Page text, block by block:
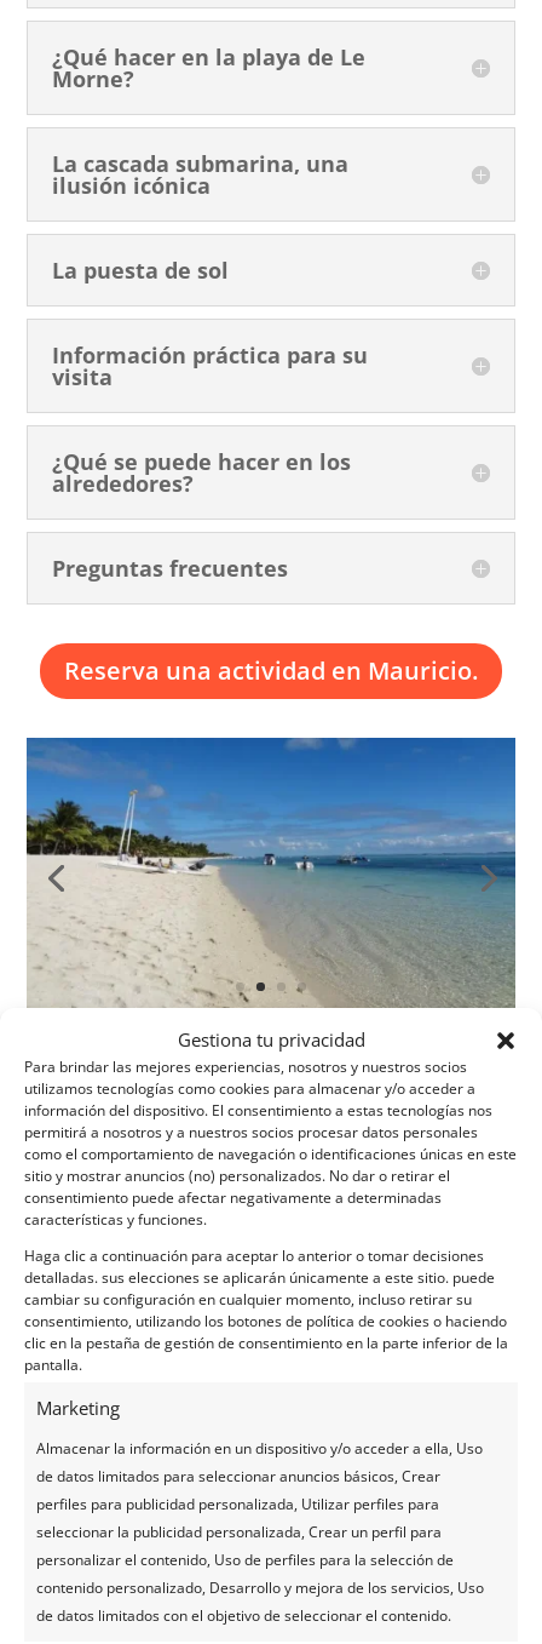
Gestiona tu privacidad
Para brindar las mejores experiencias, nosotros y nuestros socios
utilizamos tecnologías como cookies para almacenar y/o acceder a
información del dispositivo. El consentimiento a estas tecnologías nos
permitirá a nosotros y a nuestros socios procesar datos personales
como el comportamiento de navegación o identificaciones únicas en este
sitio y mostrar anuncios (no) personalizados. No dar o retirar el
consentimiento puede afectar negativamente a determinadas
características y funciones.
Haga clic a continuación para aceptar lo anterior o tomar decisiones
detalladas. sus elecciones se aplicarán únicamente a este sitio. puede
cambiar su configuración en cualquier momento, incluso retirar su
consentimiento, utilizando los botones de política de cookies o haciendo
clic en la pestaña de gestión de consentimiento en la parte inferior de la
pantalla.
Marketing
Almacenar la información en un dispositivo y/o acceder a ella, Uso
de datos limitados para seleccionar anuncios básicos, Crear
perfiles para publicidad personalizada, Utilizar perfiles para
seleccionar la publicidad personalizada, Crear un perfil para
personalizar el contenido, Uso de perfiles para la selección de
contenido personalizado, Desarrollo y mejora de los servicios, Uso
de datos limitados con el objetivo de seleccionar el contenido.
¿Qué hacer en la playa de Le
Morne?
La cascada submarina, una
ilusión icónica
La puesta de sol
Información práctica para su
visita
¿Qué se puede hacer en los
alrededores?
Preguntas frecuentes
Reserva una actividad en Mauricio.
La información de este artículo se proporciona únicamente
a título informativo. El autor y el editor no se
responsabilizan de la exactitud de la información
proporcionada. Se recomienda verificar la información
directamente con los operadores locales o las autoridades
mauricianas pertinentes durante su estancia. Consulte la
Términos y condiciones
¿Tienes alguna foto bonita de la playa pública de Le Morne
que podamos añadir a esta página?
(Las fotos que envíe solo se utilizarán para completar esta
página y nunca se usarán con fines comerciales fuera de
Enviar fotos
Para compartir las fotos de tus vacaciones en Mauricio con
amigos, familiares y compañeros, te ofrecemos una página
web gratuita y personalizada dedicada a tu viaje.
Simplemente comparte la dirección web, por ejemplo,
www.ilemaurice-im/vacancesdepierreetmarie, con quien